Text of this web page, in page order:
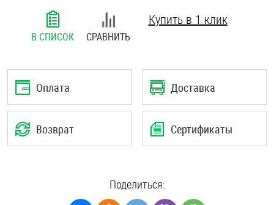
В СПИСОК СРАВНИТЬ
Купить в 1 клик
Оплата Доставка
Возврат Сертификаты
Поделиться: